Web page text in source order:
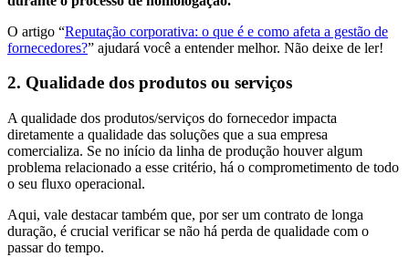
O artigo “Reputação corporativa: o que é e como afeta a gestão de
fornecedores?” ajudará você a entender melhor. Não deixe de ler!
2. Qualidade dos produtos ou serviços
A qualidade dos produtos/serviços do fornecedor impacta
diretamente a qualidade das soluções que a sua empresa
comercializa. Se no início da linha de produção houver algum
problema relacionado a esse critério, há o comprometimento de todo
o seu fluxo operacional.
Aqui, vale destacar também que, por ser um contrato de longa
duração, é crucial verificar se não há perda de qualidade com o
passar do tempo.